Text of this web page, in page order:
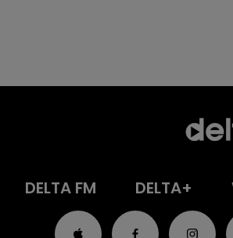
DELTA FM DELTA+